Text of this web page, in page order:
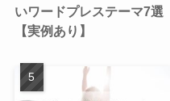
いワードプレステーマ7選
【実例あり】